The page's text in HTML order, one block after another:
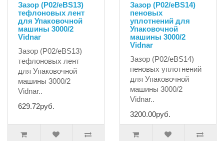
Зазор (P02/eBS13)
тефлоновых лент
для Упаковочной
машины 3000/2
Vidnar
Зазор (P02/eBS13)
тефлоновых лент
для Упаковочной
машины 3000/2
Vidnar..
629.72руб.
Зазор (P02/eBS14)
пеновых
уплотнений для
Упаковочной
машины 3000/2
Vidnar
Зазор (P02/eBS14)
пеновых уплотнений
для Упаковочной
машины 3000/2
Vidnar..
3200.00руб.